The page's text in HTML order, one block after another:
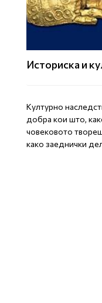
Историска и
Културно
добра кои што,
човековото
како заеднички